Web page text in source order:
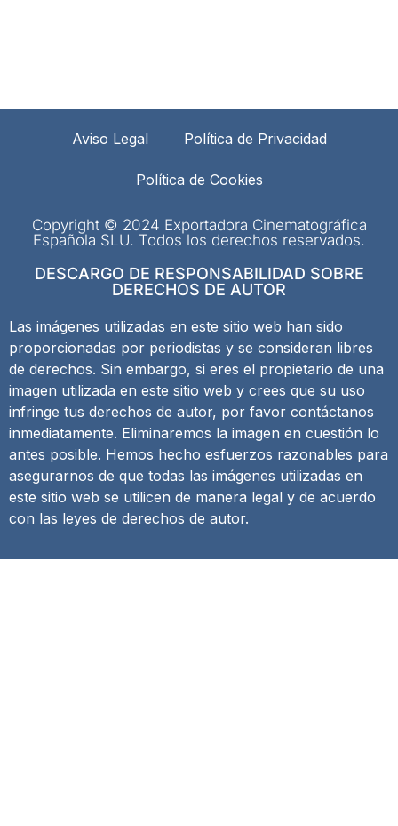
Aviso Legal Política de Privacidad
Política de Cookies
Copyright © 2024 Exportadora Cinematográfica
Española SLU. Todos los derechos reservados.
DESCARGO DE RESPONSABILIDAD SOBRE
DERECHOS DE AUTOR
Las imágenes utilizadas en este sitio web han sido
proporcionadas por periodistas y se consideran libres
de derechos. Sin embargo, si eres el propietario de una
imagen utilizada en este sitio web y crees que su uso
infringe tus derechos de autor, por favor contáctanos
inmediatamente. Eliminaremos la imagen en cuestión lo
antes posible. Hemos hecho esfuerzos razonables para
asegurarnos de que todas las imágenes utilizadas en
este sitio web se utilicen de manera legal y de acuerdo
con las leyes de derechos de autor.